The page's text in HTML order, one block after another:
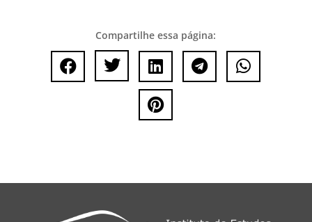
Compartilhe essa página:
    
